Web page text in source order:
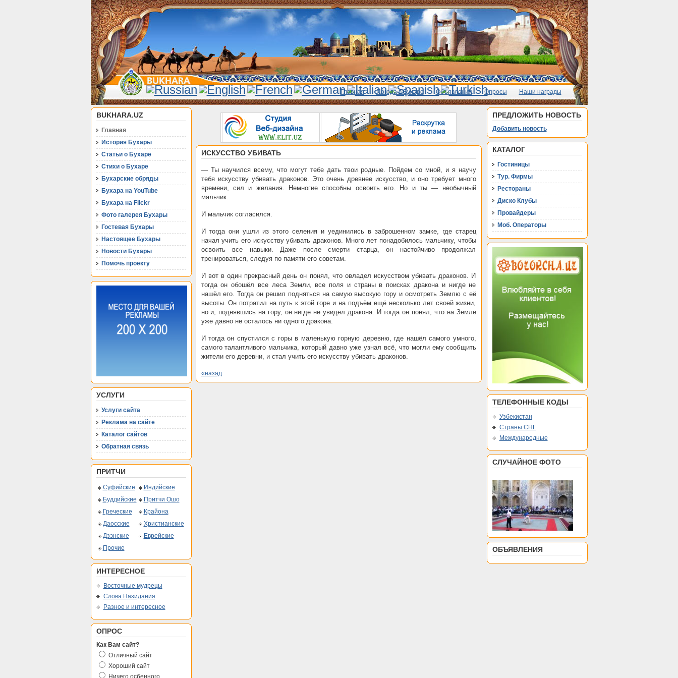
Главная Погода в Бухаре Объявления Опросы Наши награды
BUKHARA.UZ
Главная
История Бухары
Статьи о Бухаре
Стихи о Бухаре
Бухарские обряды
Бухара на YouTube
Бухара на Flickr
Фото галерея Бухары
Гостевая Бухары
Настоящее Бухары
Новости Бухары
Помочь проекту
УСЛУГИ
Услуги сайта
Реклама на сайте
Каталог сайтов
Обратная связь
ПРИТЧИ
Суфийские
Индийские
Буддийские
Притчи Ошо
Греческие
Крайона
Даосские
Христианские
Дзэнские
Еврейские
Прочие
ИНТЕРЕСНОЕ
Восточные мудрецы
Слова Назидания
Разное и интересное
ОПРОС
Как Вам сайт?
Отличный сайт
Хороший сайт
Ничего осбенного
ИСКУССТВО УБИВАТЬ
— Ты научился всему, что могут тебе дать твои родные. Пойдем со мной, и я научу
тебя искусству убивать драконов. Это очень древнее искусство, и оно требует много
времени, сил и желания. Немногие способны освоить его. Но и ты — необычный
мальчик.
И мальчик согласился.
И тогда они ушли из этого селения и уединились в заброшенном замке, где старец
начал учить его искусству убивать драконов. Много лет понадобилось мальчику, чтобы
освоить все навыки. Даже после смерти старца, он настойчиво продолжал
тренироваться, следуя по памяти его советам.
И вот в один прекрасный день он понял, что овладел искусством убивать драконов. И
тогда он обошёл все леса Земли, все поля и страны в поисках дракона и нигде не
нашёл его. Тогда он решил подняться на самую высокую гору и осмотреть Землю с её
высоты. Он потратил на путь к этой горе и на подъём ещё несколько лет своей жизни,
но и, поднявшись на гору, он нигде не увидел дракона. И тогда он понял, что на Земле
уже давно не осталось ни одного дракона.
И тогда он спустился с горы в маленькую горную деревню, где нашёл самого умного,
самого талантливого мальчика, который давно уже узнал всё, что могли ему сообщить
жители его деревни, и стал учить его искусству убивать драконов.
«назад
ПРЕДЛОЖИТЬ НОВОСТЬ
Добавить новость
КАТАЛОГ
Гостиницы
Тур. Фирмы
Рестораны
Диско Клубы
Провайдеры
Моб. Операторы
ТЕЛЕФОННЫЕ КОДЫ
Узбекистан
Страны СНГ
Международные
СЛУЧАЙНОЕ ФОТО
ОБЪЯВЛЕНИЯ